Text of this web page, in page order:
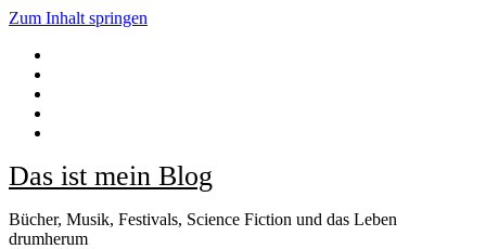
Zum Inhalt springen
Das ist mein Blog
Bücher, Musik, Festivals, Science Fiction und das Leben
drumherum